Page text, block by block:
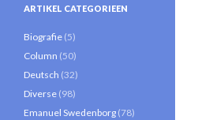
ARTIKEL CATEGORIEEN
Biografie (5)
Column (50)
Deutsch (32)
Diverse (98)
Emanuel Swedenborg (78)